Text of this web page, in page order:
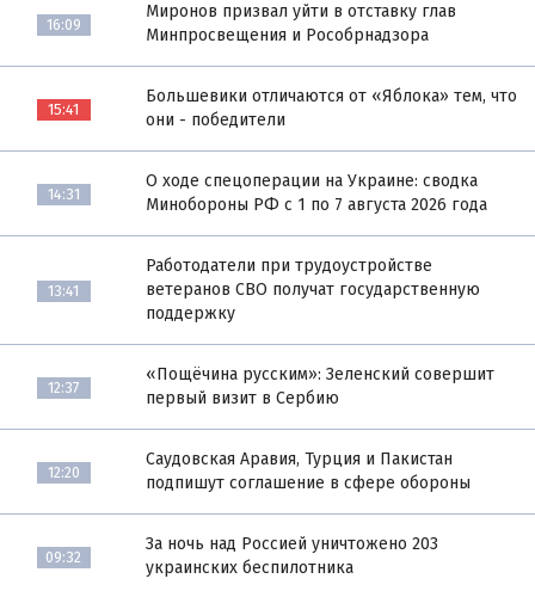
16:09
Миронов призвал уйти в отставку глав
Минпросвещения и Рособрнадзора
15:41
Большевики отличаются от «Яблока» тем, что
они - победители
14:31
О ходе спецоперации на Украине: сводка
Минобороны РФ с 1 по 7 августа 2026 года
13:41
Работодатели при трудоустройстве
ветеранов СВО получат государственную
поддержку
12:37
«Пощёчина русским»: Зеленский совершит
первый визит в Сербию
12:20
Саудовская Аравия, Турция и Пакистан
подпишут соглашение в сфере обороны
09:32
За ночь над Россией уничтожено 203
украинских беспилотника